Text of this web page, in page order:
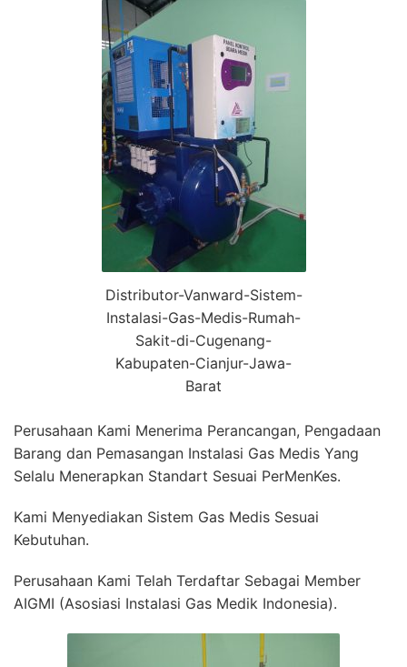
Distributor-Vanward-Sistem-
Instalasi-Gas-Medis-Rumah-
Sakit-di-Cugenang-
Kabupaten-Cianjur-Jawa-
Barat
Perusahaan Kami Menerima Perancangan, Pengadaan
Barang dan Pemasangan Instalasi Gas Medis Yang
Selalu Menerapkan Standart Sesuai PerMenKes.
Kami Menyediakan Sistem Gas Medis Sesuai
Kebutuhan.
Perusahaan Kami Telah Terdaftar Sebagai Member
AIGMI (Asosiasi Instalasi Gas Medik Indonesia).